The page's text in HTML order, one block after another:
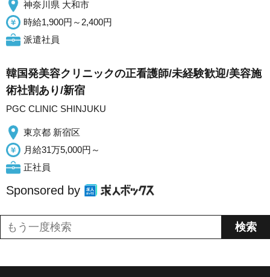
神奈川県 大和市
時給1,900円～2,400円
派遣社員
韓国発美容クリニックの正看護師/未経験歓迎/美容施
術社割あり/新宿
PGC CLINIC SHINJUKU
東京都 新宿区
月給31万5,000円～
正社員
Sponsored by